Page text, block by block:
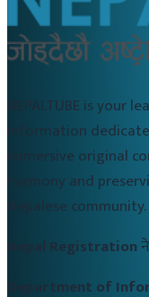
NEPALTUBE is
information
immersive original
harmony and
Nepalese community.
Nepal Registration
Department of